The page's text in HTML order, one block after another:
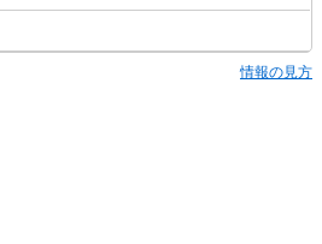
情報の見方